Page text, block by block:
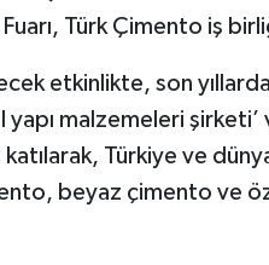
Türk Çimento iş
etkinlikte, son
yapı malzemeleri
katılarak, Türkiye ve
beyaz çimento ve